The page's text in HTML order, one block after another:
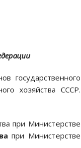
государственного
хозяйства СССР.
при Министерстве
при Министерстве